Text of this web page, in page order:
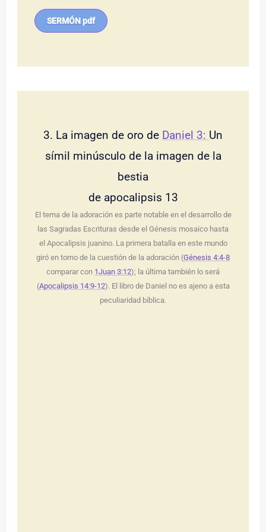
SERMÓN pdf
3. La imagen de oro de Daniel 3: Un
símil minúsculo de la imagen de la
bestia
de apocalipsis 13
El tema de la adoración es parte notable en el desarrollo de
las Sagradas Escrituras desde el Génesis mosaico hasta
el Apocalipsis juanino. La primera batalla en este mundo
giró en torno de la cuestión de la adoración (Génesis 4:4-8
comparar con 1Juan 3:12); la última también lo será
(Apocalipsis 14:9-12). El libro de Daniel no es ajeno a esta
peculiaridad bíblica.